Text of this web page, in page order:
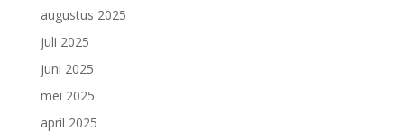
augustus 2025
juli 2025
juni 2025
mei 2025
april 2025